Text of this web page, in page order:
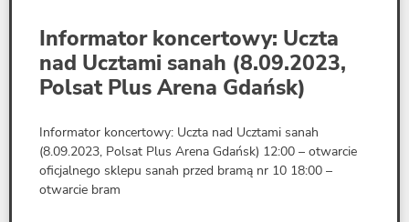
Informator koncertowy: Uczta
nad Ucztami sanah (8.09.2023,
Polsat Plus Arena Gdańsk)
Informator koncertowy: Uczta nad Ucztami sanah
(8.09.2023, Polsat Plus Arena Gdańsk) 12:00 – otwarcie
oficjalnego sklepu sanah przed bramą nr 10 18:00 –
otwarcie bram